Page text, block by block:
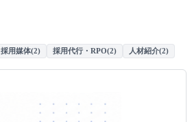
採用媒体(2) 採用代行・RPO(2) 人材紹介(2)